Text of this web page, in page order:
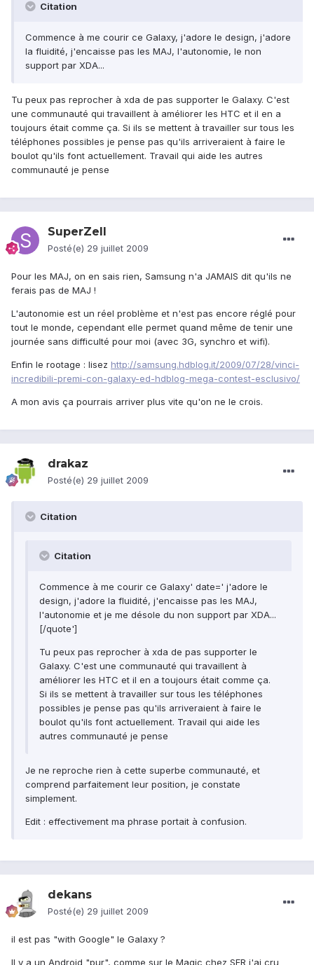
Citation
Commence à me courir ce Galaxy, j'adore le design, j'adore
la fluidité, j'encaisse pas les MAJ, l'autonomie, le non
support par XDA...
Tu peux pas reprocher à xda de pas supporter le Galaxy. C'est
une communauté qui travaillent à améliorer les HTC et il en a
toujours était comme ça. Si ils se mettent à travailler sur tous les
téléphones possibles je pense pas qu'ils arriveraient à faire le
boulot qu'ils font actuellement. Travail qui aide les autres
communauté je pense
SuperZell
Posté(e) 29 juillet 2009
Pour les MAJ, on en sais rien, Samsung n'a JAMAIS dit qu'ils ne
ferais pas de MAJ !
L'autonomie est un réel problème et n'est pas encore réglé pour
tout le monde, cependant elle permet quand même de tenir une
journée sans difficulté pour moi (avec 3G, synchro et wifi).
Enfin le rootage : lisez http://samsung.hdblog.it/2009/07/28/vinci-
incredibili-premi-con-galaxy-ed-hdblog-mega-contest-esclusivo/
A mon avis ça pourrais arriver plus vite qu'on ne le crois.
drakaz
Posté(e) 29 juillet 2009
Citation
Citation
Commence à me courir ce Galaxy' date=' j'adore le
design, j'adore la fluidité, j'encaisse pas les MAJ,
l'autonomie et je me désole du non support par XDA...
[/quote']
Tu peux pas reprocher à xda de pas supporter le
Galaxy. C'est une communauté qui travaillent à
améliorer les HTC et il en a toujours était comme ça.
Si ils se mettent à travailler sur tous les téléphones
possibles je pense pas qu'ils arriveraient à faire le
boulot qu'ils font actuellement. Travail qui aide les
autres communauté je pense
Je ne reproche rien à cette superbe communauté, et
comprend parfaitement leur position, je constate
simplement.
Edit : effectivement ma phrase portait à confusion.
dekans
Posté(e) 29 juillet 2009
il est pas "with Google" le Galaxy ?
Il y a un Android "pur", comme sur le Magic chez SFR j'ai cru